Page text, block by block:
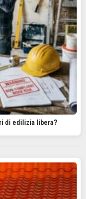
di edilizia libera?